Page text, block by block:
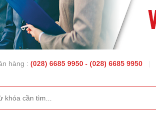
hàng : (028) 6685 9950 - (028) 6685 9950